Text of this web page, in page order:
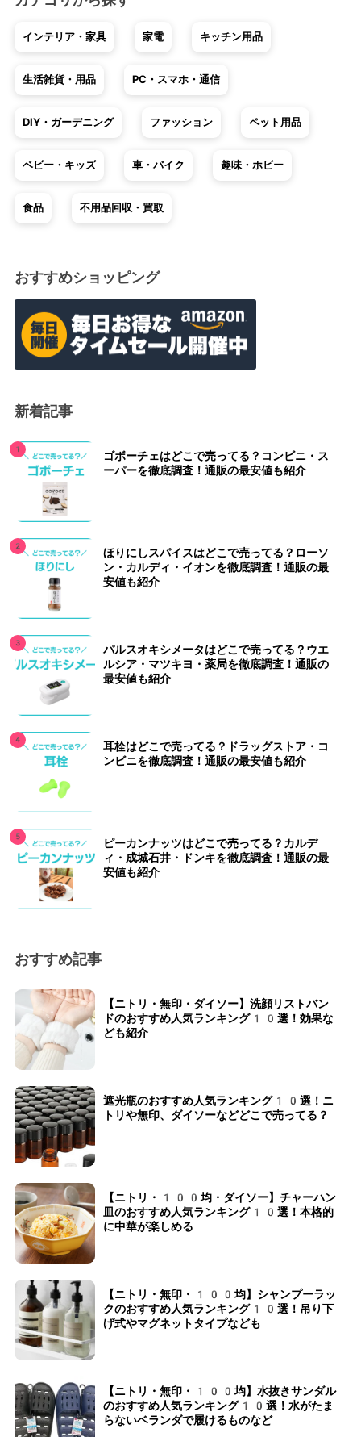
インテリア・家具 家電 キッチン用品
生活雑貨・用品 PC・スマホ・通信
DIY・ガーデニング ファッション ペット用品
ベビー・キッズ 車・バイク 趣味・ホビー
食品 不用品回収・買取
おすすめショッピング
新着記事
ゴボーチェはどこで売ってる？コンビニ・ス
ーパーを徹底調査！通販の最安値も紹介
ほりにしスパイスはどこで売ってる？ローソ
ン・カルディ・イオンを徹底調査！通販の最
安値も紹介
パルスオキシメータはどこで売ってる？ウエ
ルシア・マツキヨ・薬局を徹底調査！通販の
最安値も紹介
耳栓はどこで売ってる？ドラッグストア・コ
ンビニを徹底調査！通販の最安値も紹介
ピーカンナッツはどこで売ってる？カルデ
ィ・成城石井・ドンキを徹底調査！通販の最
安値も紹介
おすすめ記事
【ニトリ・無印・ダイソー】洗顔リストバン
ドのおすすめ人気ランキング10選！効果な
ども紹介
遮光瓶のおすすめ人気ランキング10選！ニ
トリや無印、ダイソーなどどこで売ってる？
【ニトリ・100均・ダイソー】チャーハン
皿のおすすめ人気ランキング10選！本格的
に中華が楽しめる
【ニトリ・無印・100均】シャンプーラッ
クのおすすめ人気ランキング10選！吊り下
げ式やマグネットタイプなども
【ニトリ・無印・100均】水抜きサンダル
のおすすめ人気ランキング10選！水がたま
らないベランダで履けるものなど